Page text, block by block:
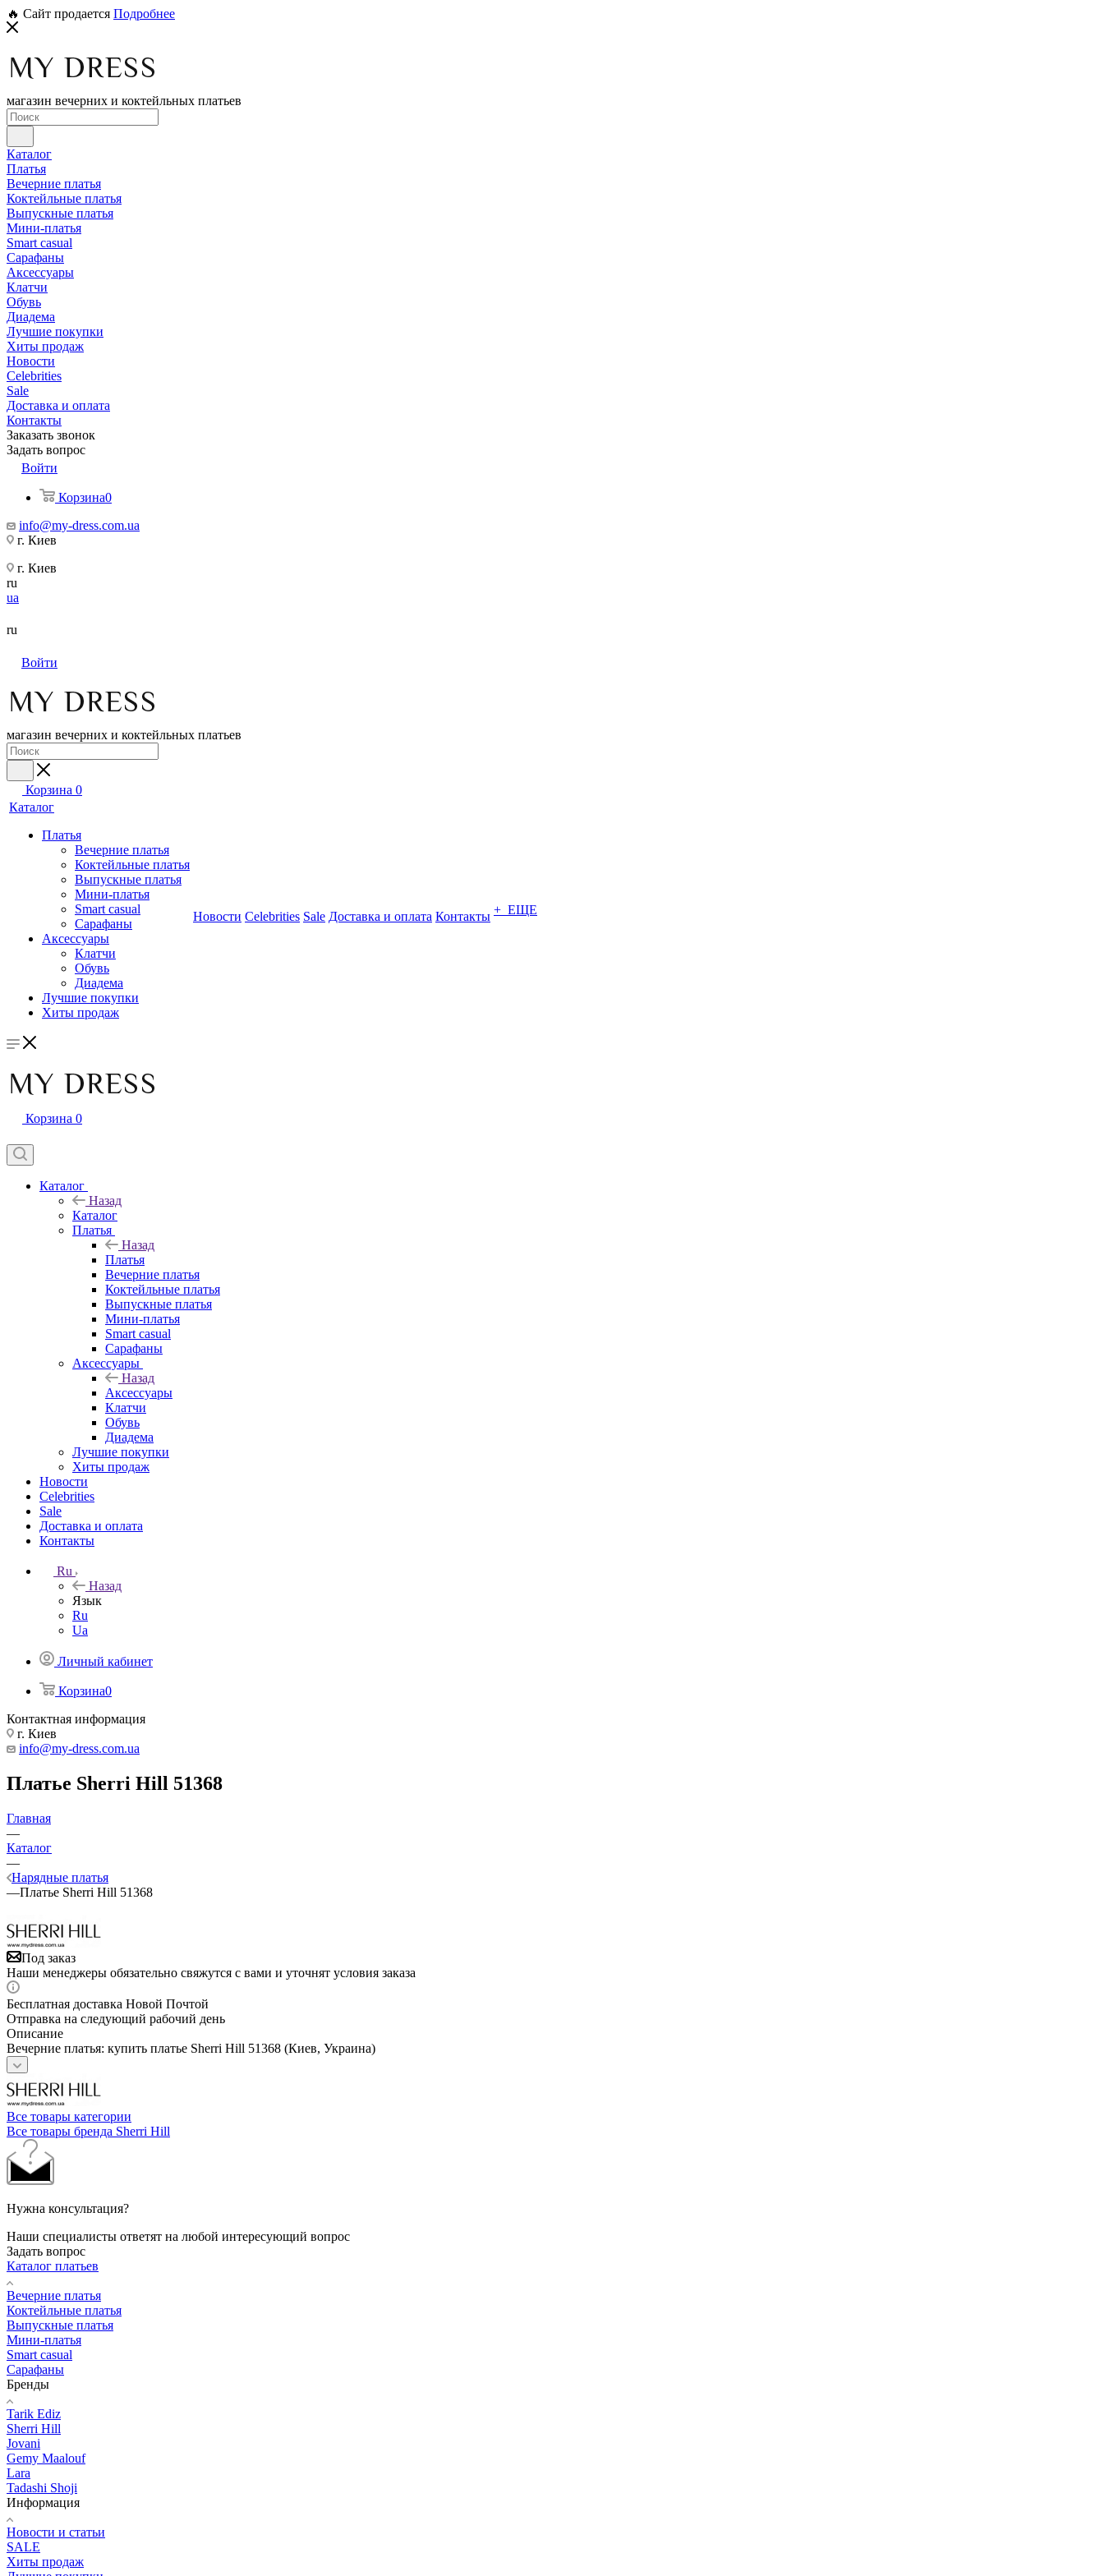
🔥 Сайт продается Подробнее
магазин вечерних и коктейльных платьев
Каталог
Платья
Вечерние платья
Коктейльные платья
Выпускные платья
Мини-платья
Smart casual
Сарафаны
Аксессуары
Клатчи
Обувь
Диадема
Лучшие покупки
Хиты продаж
Новости
Celebrities
Sale
Доставка и оплата
Контакты
Заказать звонок
Задать вопрос
Войти
Корзина0
info@my-dress.com.ua
г. Киев
г. Киев
ru
ua
ru
Войти
магазин вечерних и коктейльных платьев
Корзина 0
Каталог
Платья
Вечерние платья
Коктейльные платья
Выпускные платья
Мини-платья
Smart casual
Сарафаны
Аксессуары
Клатчи
Обувь
Диадема
Лучшие покупки
Хиты продаж
Новости Celebrities Sale Доставка и оплата Контакты + ЕЩЕ
Корзина 0
Каталог
Назад
Каталог
Платья
Назад
Платья
Вечерние платья
Коктейльные платья
Выпускные платья
Мини-платья
Smart casual
Сарафаны
Аксессуары
Назад
Аксессуары
Клатчи
Обувь
Диадема
Лучшие покупки
Хиты продаж
Новости
Celebrities
Sale
Доставка и оплата
Контакты
Ru
Назад
Язык
Ru
Ua
Личный кабинет
Корзина0
Контактная информация
г. Киев
info@my-dress.com.ua
Платье Sherri Hill 51368
Главная
—
Каталог
—
Нарядные платья
—Платье Sherri Hill 51368
Под заказ
Наши менеджеры обязательно свяжутся с вами и уточнят условия заказа
Бесплатная доставка Новой Почтой
Отправка на следующий рабочий день
Описание
Вечерние платья: купить платье Sherri Hill 51368 (Киев, Украина)
Все товары категории
Все товары бренда Sherri Hill
Нужна консультация?
Наши специалисты ответят на любой интересующий вопрос
Задать вопрос
Каталог платьев
Вечерние платья
Коктейльные платья
Выпускные платья
Мини-платья
Smart casual
Сарафаны
Бренды
Tarik Ediz
Sherri Hill
Jovani
Gemy Maalouf
Lara
Tadashi Shoji
Информация
Новости и статьи
SALE
Хиты продаж